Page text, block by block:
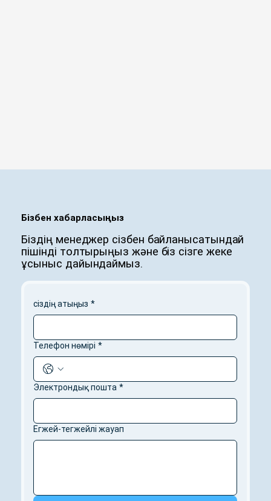
Бізбен хабарласыңыз
Біздің менеджер сізбен байланысатындай
пішінді толтырыңыз және біз сізге жеке
ұсыныс дайындаймыз.
сіздің атыңыз *
Телефон нөмірі *
Электрондық пошта *
Егжей-тегжейлі жауап